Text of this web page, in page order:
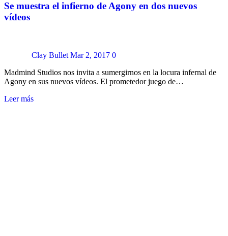
Se muestra el infierno de Agony en dos nuevos
vídeos
Clay Bullet Mar 2, 2017 0
Madmind Studios nos invita a sumergirnos en la locura infernal de
Agony en sus nuevos vídeos. El prometedor juego de…
Leer más